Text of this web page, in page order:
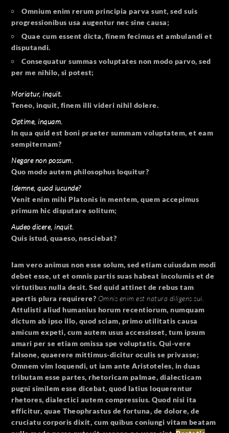
Omnium enim rerum principia parva sunt, sed suis
progressionibus usa augentur nec sine causa;
Quae cum essent dicta, finem fecimus et ambulandi et
disputandi.
Consequatur summas voluptates non modo parvo, sed
per me nihilo, si potest;
Moriatur, inquit.
Teneo, inquit, finem illi videri nihil dolere.
Optime, inquam.
In qua quid est boni praeter summam voluptatem, et eam
sempiternam?
Negare non possum.
Quo modo autem philosophus loquitur?
Idemne, quod iucunde?
Venit enim mihi Platonis in mentem, quem accepimus
primum hic disputare solitum;
Audeo dicere, inquit.
Quis istud, quaeso, nesciebat?
Iam vero animus non esse solum, sed etiam cuiusdam modi
debet esse, ut et omnis partis suas habeat incolumis et de
virtutibus nulla desit. Sed quid attinet de rebus tam
apertis plura requirere? Omnis enim est natura diligens sui.
Attulisti aliud humanius horum recentiorum, numquam
dictum ab ipso illo, quod sciam, primo utilitatis causa
amicum expeti, cum autem usus accessisset, tum ipsum
amari per se etiam omissa spe voluptatis. Qui-vere
falsone, quaerere mittimus-dicitur oculis se privasse;
Omnem vim loquendi, ut iam ante Aristoteles, in duas
tributam esse partes, rhetoricam palmae, dialecticam
pugni similem esse dicebat, quod latius loquerentur
rhetores, dialectici autem compressius. Quod nisi ita
efficitur, quae Theophrastus de fortuna, de dolore, de
cruciatu corporis dixit, cum quibus coniungi vitam beatam